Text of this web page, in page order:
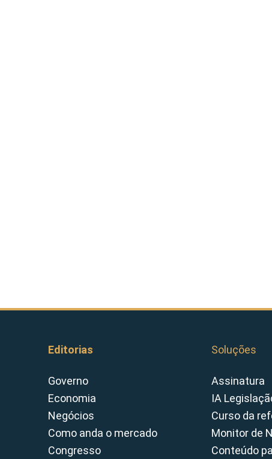
Editorias
Governo
Economia
Negócios
Como anda o mercado
Congresso
Soluções
Assinatura
IA
Curso da
Monitor de
Conteúdo